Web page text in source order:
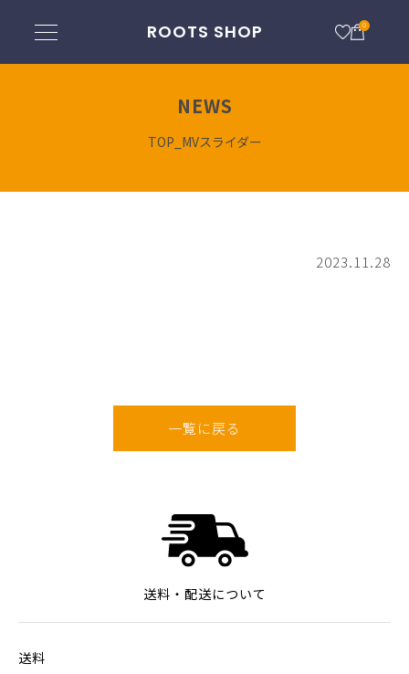
ROOTS SHOP 0
NEWS
TOP_MVスライダー
2023.11.28
一覧に戻る
送料・配送について
送料